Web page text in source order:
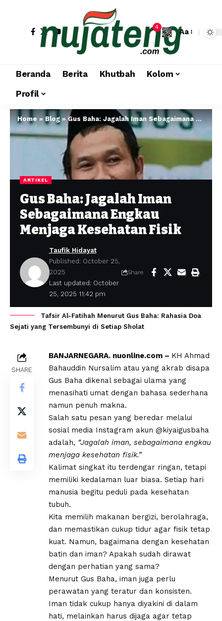
4
Aa
Beranda Berita Khutbah
Kolom
Profil
Home » Blog »Gus Baha: Jagalah Iman Sebagaimana Engkau Menjaga Kesehatan Fisik
ARTIKEL
Gus Baha: Jagalah Iman
Sebagaimana Engkau
Menjaga Kesehatan Fisik
Last updated: October
25, 2025 11:42 pm
Taufik Hidayat
Published: October 25,
2025
Share
Tafsir Al-Fatihah Menurut Gus Baha: Rahasia Doa
Sejati yang Tersembunyi di Setiap Sholat
SHARE
BANJARNEGARA. nuonline.com – KH Ahmad
Bahauddin Nursalim atau yang akrab disapa
Gus Baha dikenal sebagai ulama yang
menasihati umat dengan bahasa sederhana
namun penuh makna.
Salah satu pesan yang beredar melalui
sosial media Instagram akun @kiyaigusbaha
adalah, “Jagalah iman, sebagaimana engkau
menjaga kesehatan fisik.”
Kalimat singkat itu terdengar ringan, tetapi
memiliki kedalaman luar biasa. Setiap hari
manusia begitu peduli pada kesehatan
tubuh.
Kita memilih makanan bergizi, berolahraga,
dan memastikan cukup tidur agar fisik tetap
kuat. Namun, bagaimana dengan kesehatan
batin dan iman? Apakah sudah dirawat
dengan perhatian yang sama?
Menurut Gus Baha, iman juga perlu
perawatan yang teratur dan konsisten.
Iman tidak cukup hanya diyakini di dalam
hati, melainkan harus dijaga agar tetap